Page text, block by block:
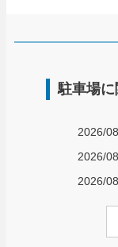
駐車場
2026/
2026/
2026/